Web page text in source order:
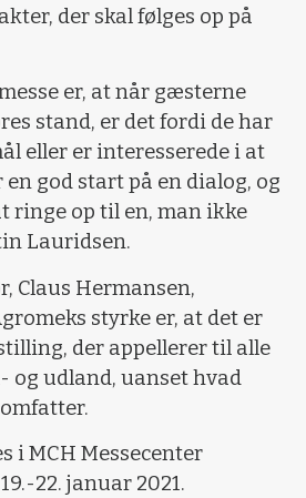
der skal følges op på
er, at når gæsterne
stand, er det fordi de har
eller er interesserede i at
en god start på en dialog, og
ringe op til en, man ikke
Lauridsen.
Claus Hermansen,
styrke er, at det er
der appellerer til alle
udland, uanset hvad
i MCH Messecenter
22. januar 2021.